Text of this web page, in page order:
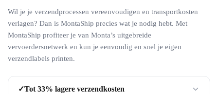
Wil je je verzendprocessen vereenvoudigen en transportkosten
verlagen? Dan is MontaShip precies wat je nodig hebt. Met
MontaShip profiteer je van Monta’s uitgebreide
vervoerdersnetwerk en kun je eenvoudig en snel je eigen
verzendlabels printen.
✓Tot 33% lagere verzendkosten